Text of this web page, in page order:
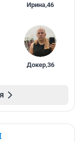
Ирина,46
Докер,36